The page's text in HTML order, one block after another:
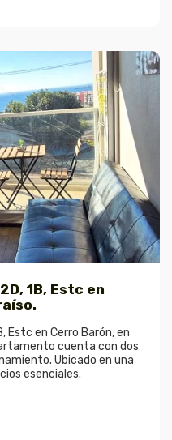
1B, Estc en
Estc en Cerro Barón, en
cuenta con dos
Ubicado en una
esenciales.